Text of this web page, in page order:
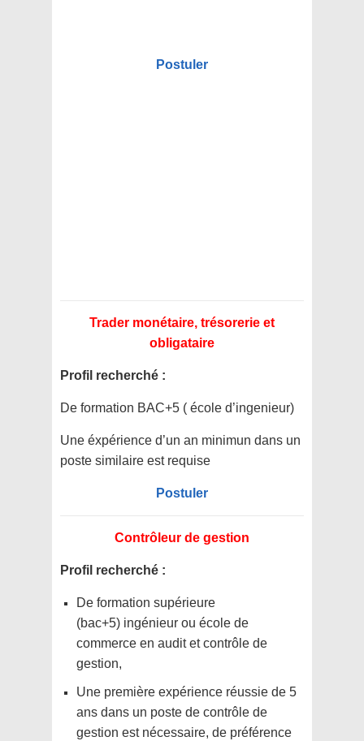
Postuler
Trader monétaire, trésorerie et
obligataire
Profil recherché :
De formation BAC+5 ( école d’ingenieur)
Une éxpérience d’un an minimun dans un
poste similaire est requise
Postuler
Contrôleur de gestion
Profil recherché :
De formation supérieure
(bac+5) ingénieur ou école de
commerce en audit et contrôle de
gestion,
Une première expérience réussie de 5
ans dans un poste de contrôle de
gestion est nécessaire, de préférence